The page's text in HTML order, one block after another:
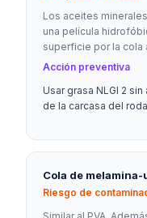
Los aceites
una película
superficie por la cola
Acción preventiva
Usar grasa NLGI 2
de la carcasa del
Cola de
Riesgo de